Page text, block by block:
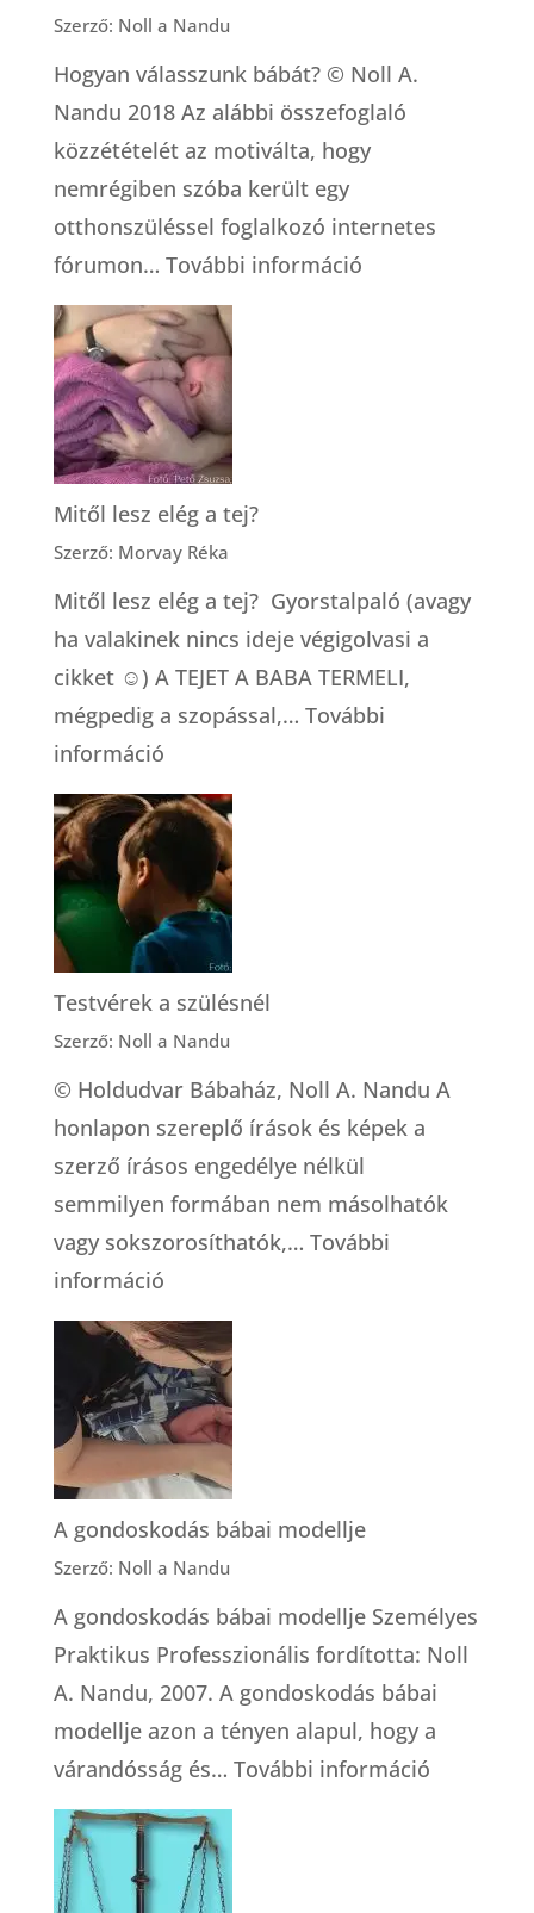
hogy
dúla?
Szerző: Noll a Nandu
Hogyan válasszunk bábát? © Noll A.
Nandu 2018 Az alábbi összefoglaló
közzétételét az motiválta, hogy
nemrégiben szóba került egy
otthonszüléssel foglalkozó internetes
fórumon… További információ:
Mitől lesz elég a tej?
Szerző: Morvay Réka
Mitől lesz elég a tej? Gyorstalpaló (avagy
ha valakinek nincs ideje végigolvasi a
cikket ☺) A TEJET A BABA TERMELI,
mégpedig a szopással,… További
információ:
Mitől
lesz
elég
a
tej?
Testvérek a szülésnél
Szerző: Noll a Nandu
© Holdudvar Bábaház, Noll A. Nandu A
honlapon szereplő írások és képek a
szerző írásos engedélye nélkül
semmilyen formában nem másolhatók
vagy sokszorosíthatók,… További
információ:
Testvérek
a
szülésnél
A gondoskodás bábai modellje
Szerző: Noll a Nandu
A gondoskodás bábai modellje Személyes
Praktikus Professzionális fordította: Noll
A. Nandu, 2007. A gondoskodás bábai
modellje azon a tényen alapul, hogy a
várandósság és… További információ: